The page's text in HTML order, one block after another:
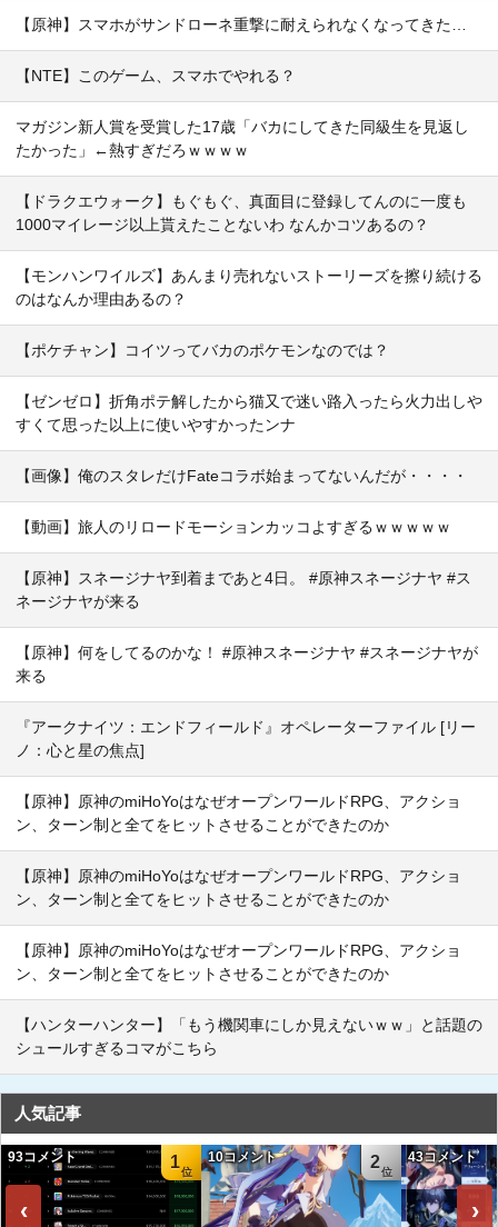
【原神】スマホがサンドローネ重撃に耐えられなくなってきた…
【NTE】このゲーム、スマホでやれる？
マガジン新人賞を受賞した17歳「バカにしてきた同級生を見返し
たかった」←熱すぎだろｗｗｗｗ
【ドラクエウォーク】もぐもぐ、真面目に登録してんのに一度も
1000マイレージ以上貰えたことないわ なんかコツあるの？
【モンハンワイルズ】あんまり売れないストーリーズを擦り続ける
のはなんか理由あるの？
【ポケチャン】コイツってバカのポケモンなのでは？
【ゼンゼロ】折角ポテ解したから猫又で迷い路入ったら火力出しや
すくて思った以上に使いやすかったンナ
【画像】俺のスタレだけFateコラボ始まってないんだが・・・・
【動画】旅人のリロードモーションカッコよすぎるｗｗｗｗｗ
【原神】スネージナヤ到着まであと4日。 #原神スネージナヤ #ス
ネージナヤが来る
【原神】何をしてるのかな！ #原神スネージナヤ #スネージナヤが
来る
『アークナイツ：エンドフィールド』オペレーターファイル [リー
ノ：心と星の焦点]
【原神】原神のmiHoYoはなぜオープンワールドRPG、アクショ
ン、ターン制と全てをヒットさせることができたのか
【原神】原神のmiHoYoはなぜオープンワールドRPG、アクショ
ン、ターン制と全てをヒットさせることができたのか
【原神】原神のmiHoYoはなぜオープンワールドRPG、アクショ
ン、ターン制と全てをヒットさせることができたのか
【ハンターハンター】「もう機関車にしか見えないｗｗ」と話題の
シュールすぎるコマがこちら
人気記事
‹
1
93コメント 2
10コメント 43コメント
›